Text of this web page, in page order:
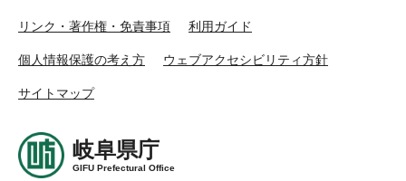
リンク・著作権・免責事項 利用ガイド
個人情報保護の考え方 ウェブアクセシビリティ方針
サイトマップ
岐阜県庁
GIFU Prefectural Office